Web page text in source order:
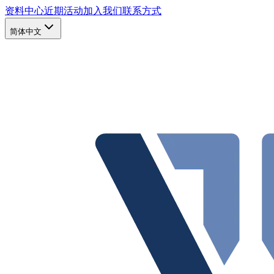
资料中心近期活动加入我们联系方式
简体中文